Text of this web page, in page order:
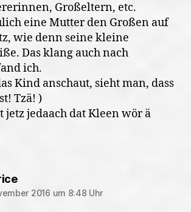
Großeltern, etc.
eine Mutter den Großen auf
wie denn seine kleine
Das klang auch nach
ich.
Kind anschaut, sieht man, dass
Tzä! )
jetz jedaach dat Kleen wör ä
sagt:
2016 um 8:48 Uhr